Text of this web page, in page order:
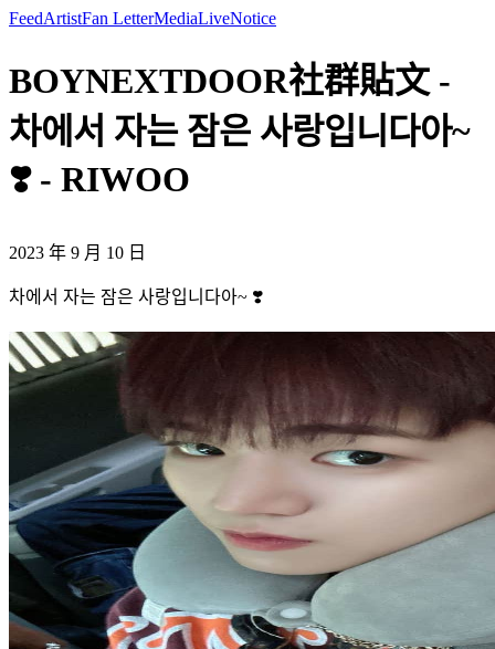
FeedArtistFan LetterMediaLiveNotice
BOYNEXTDOOR社群貼文 -
차에서 자는 잠은 사랑입니다아~
❣️ - RIWOO
2023 年 9 月 10 日
차에서 자는 잠은 사랑입니다아~ ❣️